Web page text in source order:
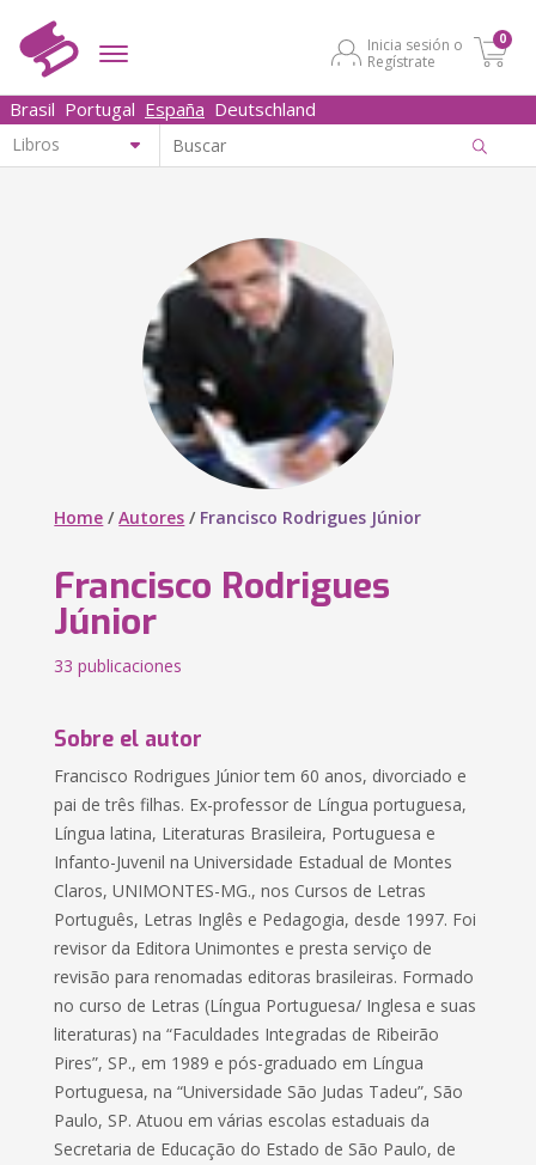
Inicia sesión o
Regístrate
0
Brasil Portugal España Deutschland
Home /Autores / Francisco Rodrigues Júnior
Francisco Rodrigues
Júnior
33 publicaciones
Sobre el autor
Francisco Rodrigues Júnior tem 60 anos, divorciado e
pai de três filhas. Ex-professor de Língua portuguesa,
Língua latina, Literaturas Brasileira, Portuguesa e
Infanto-Juvenil na Universidade Estadual de Montes
Claros, UNIMONTES-MG., nos Cursos de Letras
Português, Letras Inglês e Pedagogia, desde 1997. Foi
revisor da Editora Unimontes e presta serviço de
revisão para renomadas editoras brasileiras. Formado
no curso de Letras (Língua Portuguesa/ Inglesa e suas
literaturas) na “Faculdades Integradas de Ribeirão
Pires”, SP., em 1989 e pós-graduado em Língua
Portuguesa, na “Universidade São Judas Tadeu”, São
Paulo, SP. Atuou em várias escolas estaduais da
Secretaria de Educação do Estado de São Paulo, de